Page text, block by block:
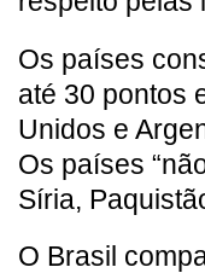
Os países
até 30 pontos
Unidos e
Os países
Síria,
O Brasil